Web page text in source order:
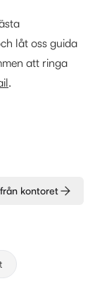
låt oss guida
att ringa
.
kontoret